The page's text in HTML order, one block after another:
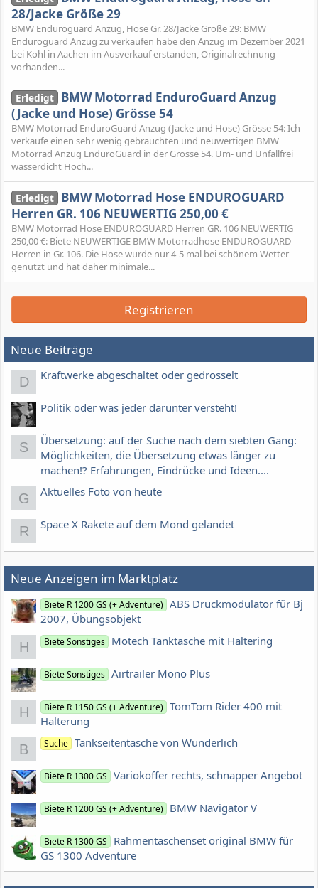
28/Jacke Größe 29
BMW Enduroguard Anzug, Hose Gr. 28/Jacke Größe 29: BMW
Enduroguard Anzug zu verkaufen habe den Anzug im Dezember 2021
bei Kohl in Aachen im Ausverkauf erstanden, Originalrechnung
vorhanden...
Erledigt BMW Motorrad EnduroGuard Anzug
(Jacke und Hose) Grösse 54
BMW Motorrad EnduroGuard Anzug (Jacke und Hose) Grösse 54: Ich
verkaufe einen sehr wenig gebrauchten und neuwertigen BMW
Motorrad Anzug EnduroGuard in der Grösse 54. Um- und Unfallfrei
wasserdicht Hoch...
Erledigt BMW Motorrad Hose ENDUROGUARD
Herren GR. 106 NEUWERTIG 250,00 €
BMW Motorrad Hose ENDUROGUARD Herren GR. 106 NEUWERTIG
250,00 €: Biete NEUWERTIGE BMW Motorradhose ENDUROGUARD
Herren in Gr. 106. Die Hose wurde nur 4-5 mal bei schönem Wetter
genutzt und hat daher minimale...
Registrieren
Neue Beiträge
D Kraftwerke abgeschaltet oder gedrosselt
Politik oder was jeder darunter versteht!
S
Übersetzung: auf der Suche nach dem siebten Gang:
Möglichkeiten, die Übersetzung etwas länger zu
machen!? Erfahrungen, Eindrücke und Ideen....
G Aktuelles Foto von heute
R Space X Rakete auf dem Mond gelandet
Neue Anzeigen im Marktplatz
Biete R 1200 GS (+ Adventure) ABS Druckmodulator für Bj
2007, Übungsobjekt
H Biete Sonstiges Motech Tanktasche mit Haltering
Biete Sonstiges Airtrailer Mono Plus
H Biete R 1150 GS (+ Adventure) TomTom Rider 400 mit
Halterung
B Suche Tankseitentasche von Wunderlich
Biete R 1300 GS Variokoffer rechts, schnapper Angebot
Biete R 1200 GS (+ Adventure) BMW Navigator V
Biete R 1300 GS
Rahmentaschenset original BMW für
GS 1300 Adventure